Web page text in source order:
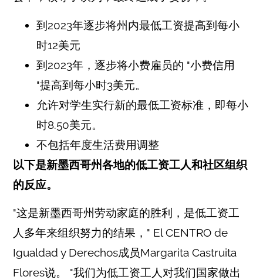
到2023年逐步将州内最低工资提高到每小
时12美元
到2023年，逐步将小费雇员的 "小费信用
"提高到每小时3美元。
允许对学生实行新的最低工资标准，即每小
时8.50美元。
不包括年度生活费用调整
以下是新墨西哥州各地的低工资工人和社区组织
的反应。
"这是新墨西哥州劳动家庭的胜利，是低工资工
人多年来组织努力的结果，" El CENTRO de
Igualdad y Derechos成员Margarita Castruita
Flores说。
"我们为低工资工人对我们国家做出